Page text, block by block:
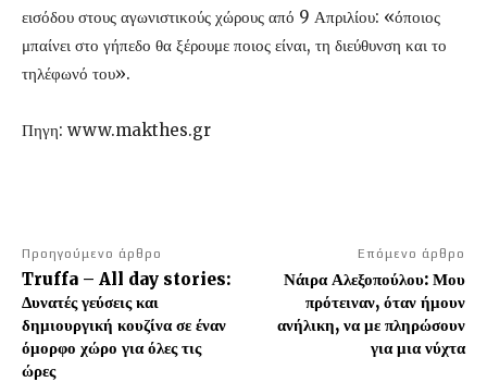
εισόδου στους αγωνιστικούς χώρους από 9 Απριλίου: «όποιος
μπαίνει στο γήπεδο θα ξέρουμε ποιος είναι, τη διεύθυνση και το
τηλέφωνό του».
Πηγη: www.makthes.gr
Προηγούμενο άρθρο
Truffa – All day stories:
Δυνατές γεύσεις και
δημιουργική κουζίνα σε έναν
όμορφο χώρο για όλες τις
ώρες
Επόμενο άρθρο
Νάιρα Αλεξοπούλου: Μου
πρότειναν, όταν ήμουν
ανήλικη, να με πληρώσουν
για μια νύχτα